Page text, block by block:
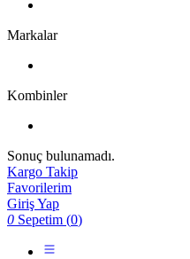
Markalar
Kombinler
Sonuç bulunamadı.
Kargo Takip
Favorilerim
Giriş Yap
0 Sepetim (0)